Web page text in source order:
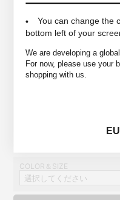
You can change the
bottom left of your
We are developing a
For now, please use your
shopping with us.
SIZE
参考サイズ
New Blance
を履くメン
COLOR＆SIZE